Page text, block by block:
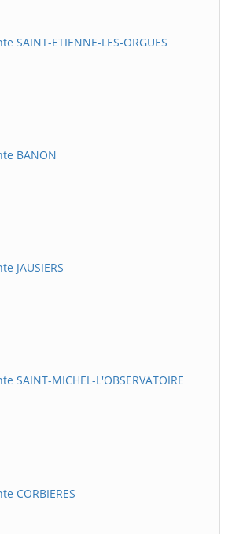
SAINT-ETIENNE-LES-ORGUES
BANON
JAUSIERS
SAINT-MICHEL-L'OBSERVATOIRE
CORBIERES